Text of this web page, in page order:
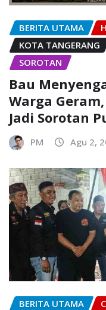
BERITA UTAMA
KOTA TANGERANG
SOROTAN
Bau
Warga
Jadi Sorotan
PM Agu 2,
BERITA UTAMA